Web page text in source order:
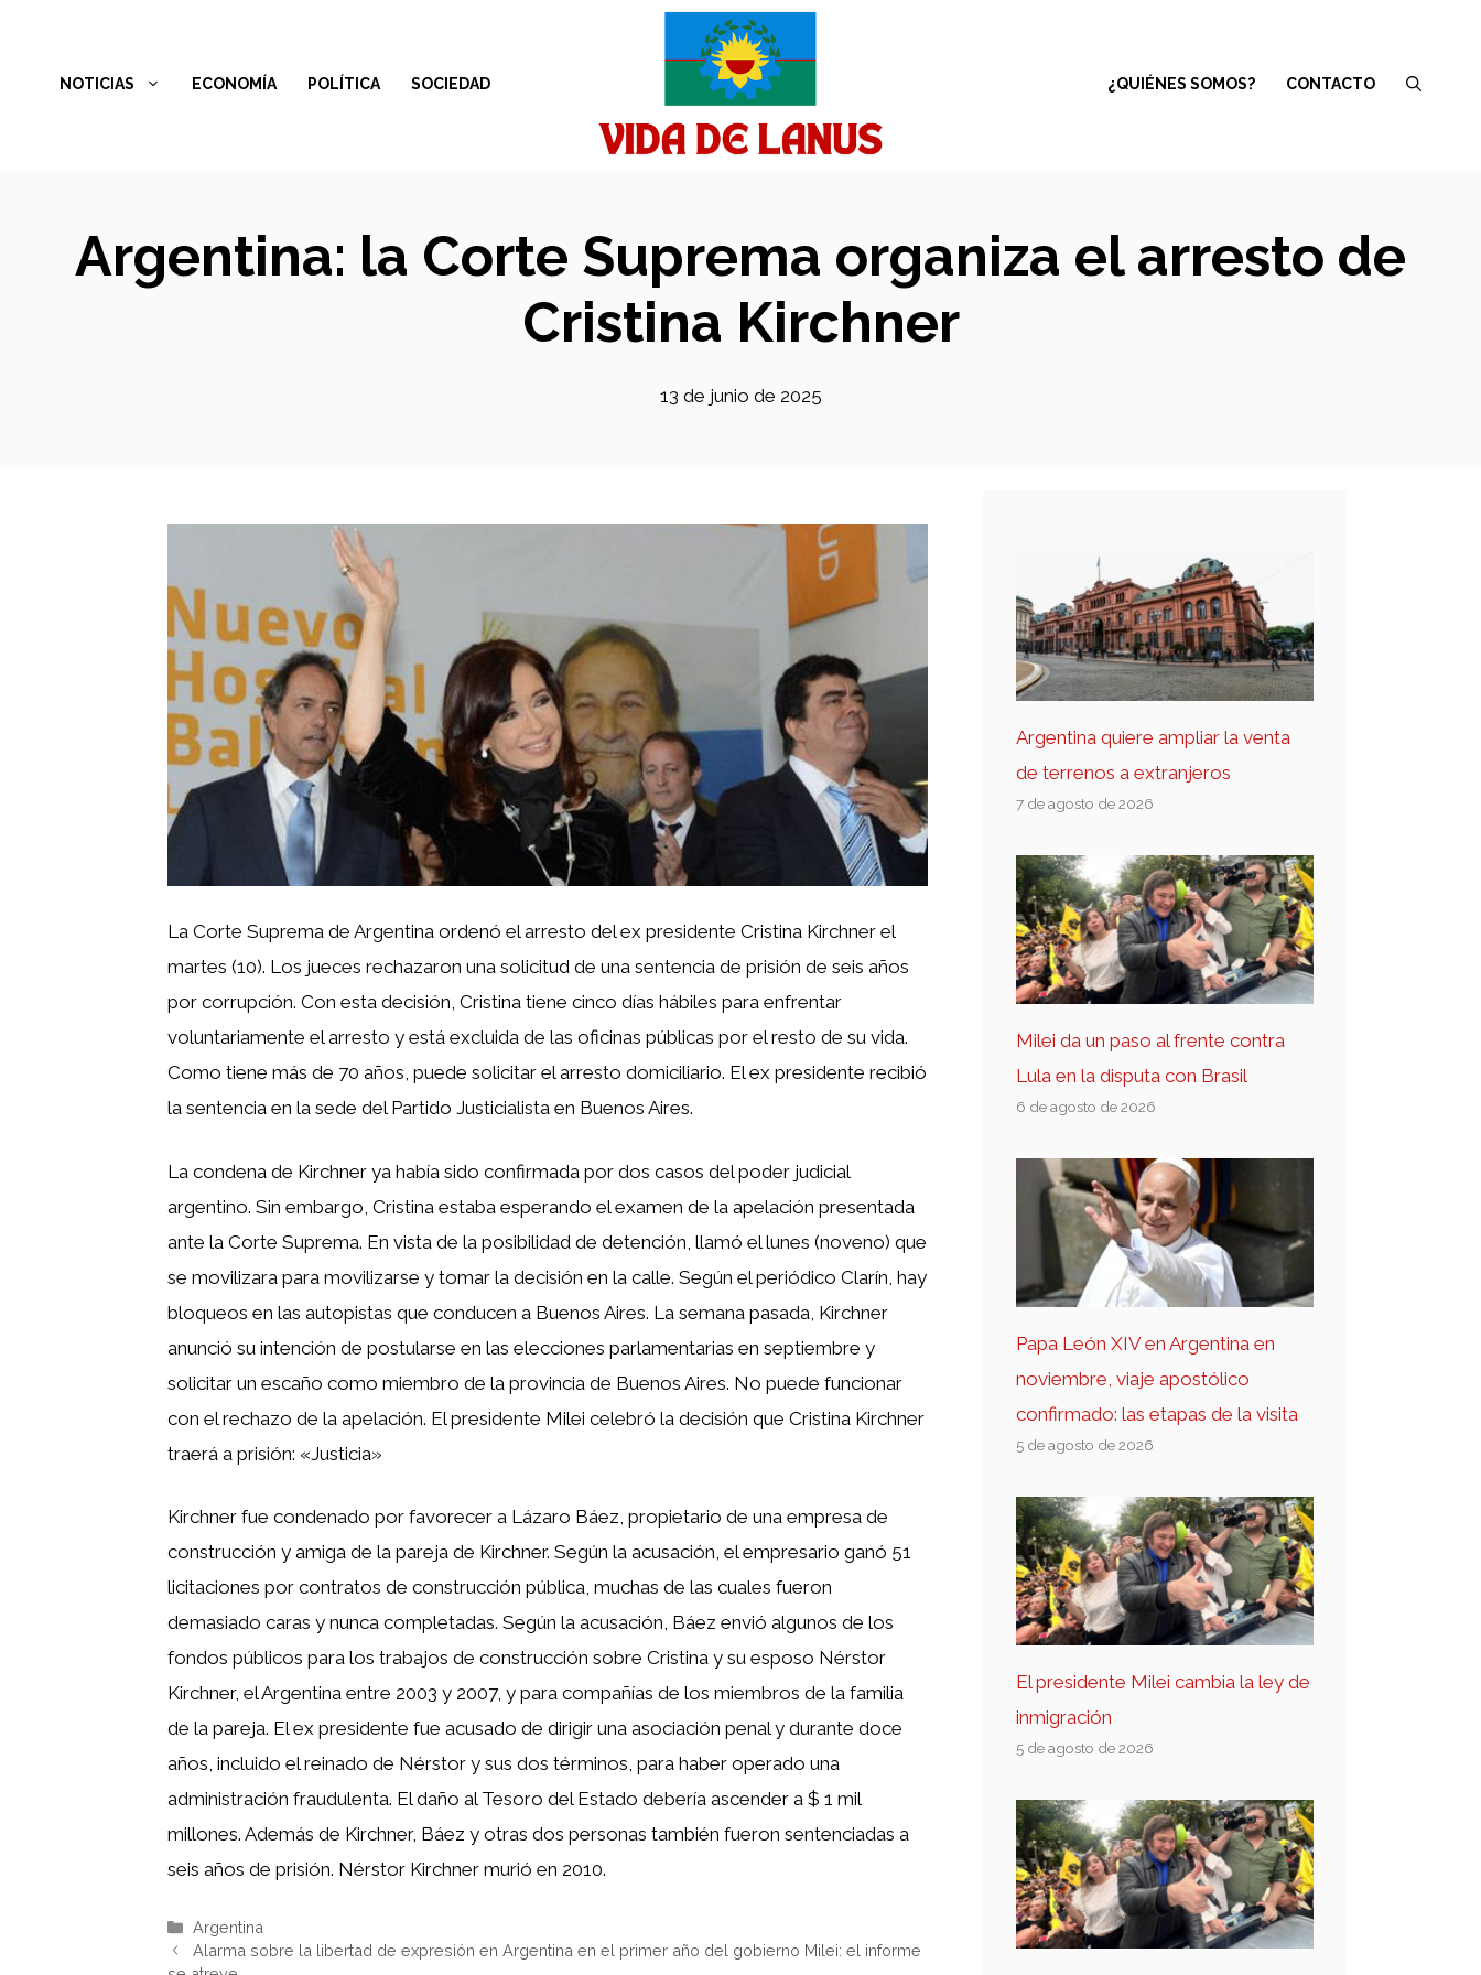
contenidoNOTICIAS ECONOMÍA POLÍTICA SOCIEDAD ¿QUIÉNES SOMOS? CONTACTO
Argentina: la Corte Suprema organiza el arresto de
Cristina Kirchner
13 de junio de 2025
La Corte Suprema de Argentina ordenó el arresto del ex presidente Cristina Kirchner el
martes (10). Los jueces rechazaron una solicitud de una sentencia de prisión de seis años
por corrupción. Con esta decisión, Cristina tiene cinco días hábiles para enfrentar
voluntariamente el arresto y está excluida de las oficinas públicas por el resto de su vida.
Como tiene más de 70 años, puede solicitar el arresto domiciliario. El ex presidente recibió
la sentencia en la sede del Partido Justicialista en Buenos Aires.
La condena de Kirchner ya había sido confirmada por dos casos del poder judicial
argentino. Sin embargo, Cristina estaba esperando el examen de la apelación presentada
ante la Corte Suprema. En vista de la posibilidad de detención, llamó el lunes (noveno) que
se movilizara para movilizarse y tomar la decisión en la calle. Según el periódico Clarín, hay
bloqueos en las autopistas que conducen a Buenos Aires. La semana pasada, Kirchner
anunció su intención de postularse en las elecciones parlamentarias en septiembre y
solicitar un escaño como miembro de la provincia de Buenos Aires. No puede funcionar
con el rechazo de la apelación. El presidente Milei celebró la decisión que Cristina Kirchner
traerá a prisión: «Justicia»
Kirchner fue condenado por favorecer a Lázaro Báez, propietario de una empresa de
construcción y amiga de la pareja de Kirchner. Según la acusación, el empresario ganó 51
licitaciones por contratos de construcción pública, muchas de las cuales fueron
demasiado caras y nunca completadas. Según la acusación, Báez envió algunos de los
fondos públicos para los trabajos de construcción sobre Cristina y su esposo Nérstor
Kirchner, el Argentina entre 2003 y 2007, y para compañías de los miembros de la familia
de la pareja. El ex presidente fue acusado de dirigir una asociación penal y durante doce
años, incluido el reinado de Nérstor y sus dos términos, para haber operado una
administración fraudulenta. El daño al Tesoro del Estado debería ascender a $ 1 mil
millones. Además de Kirchner, Báez y otras dos personas también fueron sentenciadas a
seis años de prisión. Nérstor Kirchner murió en 2010.
Categorías
Argentina
Alarma sobre la libertad de expresión en Argentina en el primer año del gobierno Milei: el informe
Argentina quiere ampliar la venta
de terrenos a extranjeros
7 de agosto de 2026
Milei da un paso al frente contra
Lula en la disputa con Brasil
6 de agosto de 2026
Papa León XIV en Argentina en
noviembre, viaje apostólico
confirmado: las etapas de la visita
5 de agosto de 2026
El presidente Milei cambia la ley de
inmigración
5 de agosto de 2026